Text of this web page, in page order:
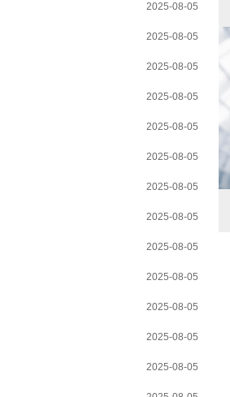
2025-08-05
2025-08-05
2025-08-05
2025-08-05
2025-08-05
2025-08-05
2025-08-05
2025-08-05
2025-08-05
2025-08-05
2025-08-05
2025-08-05
2025-08-05